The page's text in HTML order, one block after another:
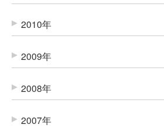
2010年
2009年
2008年
2007年